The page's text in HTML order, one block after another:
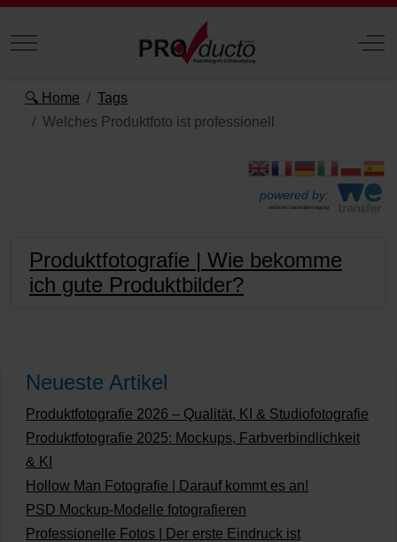
Mobile Menu Toggle Off-
🔍 Home
Tags
Welches Produktfoto ist professionell
powered by:
einfache Datenübertragung
Produktfotografie | Wie bekomme
ich gute Produktbilder?
Neueste Artikel
Produktfotografie 2026 – Qualität, KI & Studiofotografie
Produktfotografie 2025: Mockups, Farbverbindlichkeit
& KI
Hollow Man Fotografie | Darauf kommt es an!
PSD Mockup-Modelle fotografieren
Professionelle Fotos | Der erste Eindruck ist